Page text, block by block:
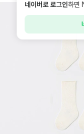
네이버로 로그인하면